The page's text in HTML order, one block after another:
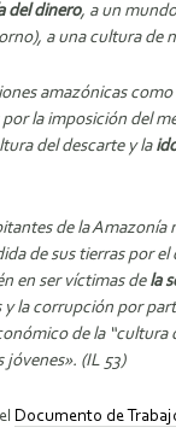
del dinero, a un
a una cultura de
amazónicas
la imposición del
del descarte y la
de la Amazonía
de sus tierras por
en ser víctimas de la
y la corrupción por
de la “cultura
jóvenes». (IL 53)
Documento de